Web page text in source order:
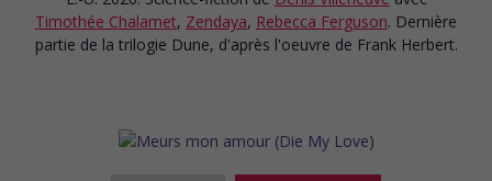
Timothée Chalamet, Zendaya, Rebecca Ferguson. Dernière
partie de la trilogie Dune, d'après l'oeuvre de Frank Herbert.